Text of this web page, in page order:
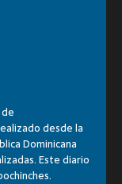
desde la
Dominicana
Este diario